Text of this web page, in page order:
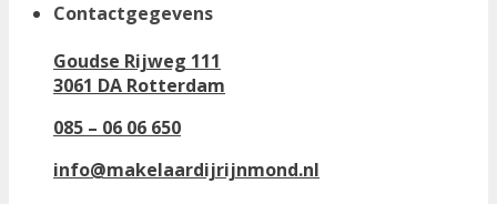
Contactgegevens
Goudse Rijweg 111
3061 DA Rotterdam
085 – 06 06 650
info@makelaardijrijnmond.nl